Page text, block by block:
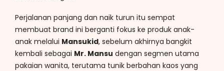
Perjalanan panjang dan naik turun itu sempat
membuat brand ini berganti fokus ke produk anak-
anak melalui Mansukid, sebelum akhirnya bangkit
kembali sebagai Mr. Mansu dengan segmen utama
pakaian wanita, terutama tunik berbahan kaos yang